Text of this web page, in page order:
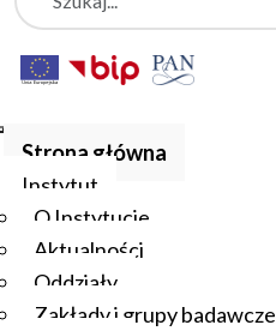
Strona główna
Instytut
O Instytucie
Aktualności
Oddziały
Zakłady i grupy badawcze